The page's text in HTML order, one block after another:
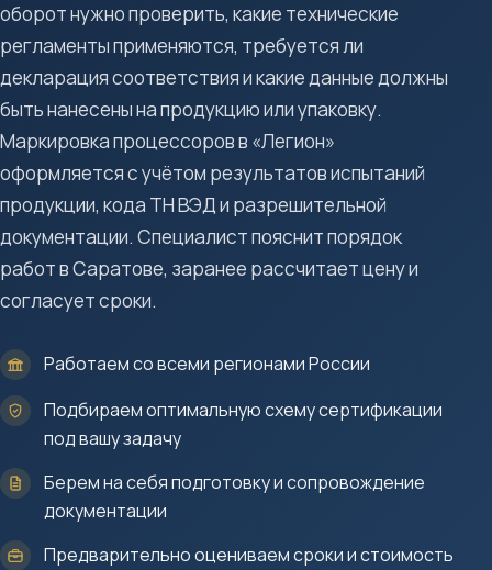
оборот нужно проверить, какие технические
регламенты применяются, требуется ли
декларация соответствия и какие данные должны
быть нанесены на продукцию или упаковку.
Маркировка процессоров в «Легион»
оформляется с учётом результатов испытаний
продукции, кода ТН ВЭД и разрешительной
документации. Специалист пояснит порядок
работ в Саратове, заранее рассчитает цену и
согласует сроки.
Работаем со всеми регионами России
Подбираем оптимальную схему сертификации
под вашу задачу
Берем на себя подготовку и сопровождение
документации
Предварительно оцениваем сроки и стоимость